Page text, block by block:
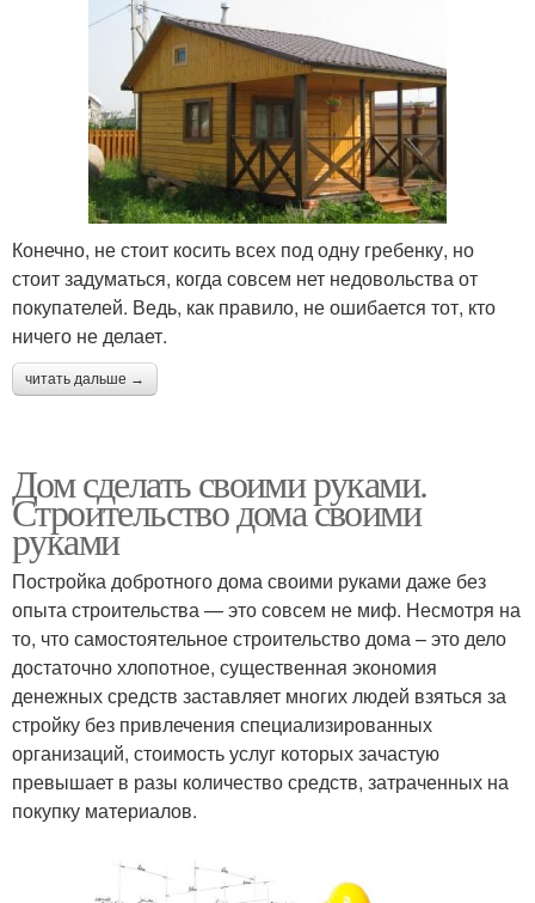
Конечно, не стоит косить всех под одну гребенку, но
стоит задуматься, когда совсем нет недовольства от
покупателей. Ведь, как правило, не ошибается тот, кто
ничего не делает.
читать дальше →
Дом сделать своими руками.
Строительство дома своими
руками
Постройка добротного дома своими руками даже без
опыта строительства — это совсем не миф. Несмотря на
то, что самостоятельное строительство дома – это дело
достаточно хлопотное, существенная экономия
денежных средств заставляет многих людей взяться за
стройку без привлечения специализированных
организаций, стоимость услуг которых зачастую
превышает в разы количество средств, затраченных на
покупку материалов.